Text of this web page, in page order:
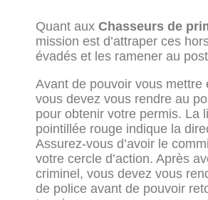
Quant aux Chasseurs de
mission est d’attraper ces
évadés et les ramener au
Avant de pouvoir vous mettre
vous devez vous rendre au
pour obtenir votre permis. La
pointillée rouge indique la
Assurez-vous d’avoir le
votre cercle d’action. Après
criminel, vous devez vous
de police avant de pouvoir